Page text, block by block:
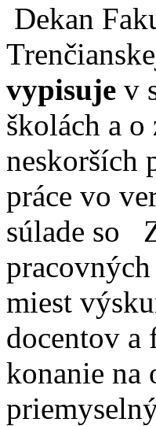
Dekan
vypisuje v
školách a
neskorších
práce vo
súlade so
miest
docentov a
konanie na